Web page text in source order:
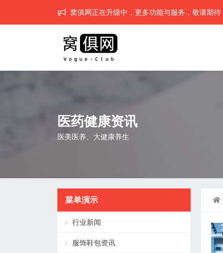
窝俱网正在升级中，更多功能与服务，敬请期待
医药健康资讯
医美医养、大健康养生
菜单演示
行业新闻
服饰鞋包资讯